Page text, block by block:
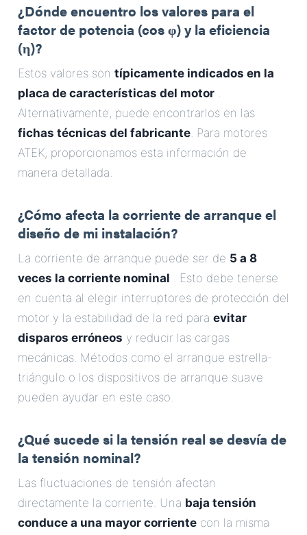
¿Dónde encuentro los valores para el
factor de potencia (cos φ) y la eficiencia
(η)?
Estos valores son típicamente indicados en la
placa de características del motor .
Alternativamente, puede encontrarlos en las
fichas técnicas del fabricante. Para motores
ATEK, proporcionamos esta información de
manera detallada.
¿Cómo afecta la corriente de arranque el
diseño de mi instalación?
La corriente de arranque puede ser de 5 a 8
veces la corriente nominal . Esto debe tenerse
en cuenta al elegir interruptores de protección del
motor y la estabilidad de la red para evitar
disparos erróneos y reducir las cargas
mecánicas. Métodos como el arranque estrella-
triángulo o los dispositivos de arranque suave
pueden ayudar en este caso.
¿Qué sucede si la tensión real se desvía de
la tensión nominal?
Las fluctuaciones de tensión afectan
directamente la corriente. Una baja tensión
conduce a una mayor corriente con la misma